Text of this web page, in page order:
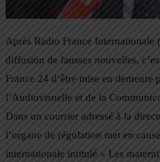
Après Radio France
diffusion de fausses nouvelles,
France 24 d’être mise en demeure
l’Audiovisuelle et de la
Dans un courrier adressé à la
l’organe de régulation met en
internationale intitulé « Les